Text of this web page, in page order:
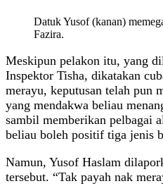
Datuk Yusof (kanan)
Fazira.
Meskipun pelakon itu, yang
Inspektor Tisha, dikatakan
merayu, keputusan telah pun
yang mendakwa beliau
sambil memberikan pelbagai
beliau boleh positif tiga jenis
Namun, Yusof Haslam
tersebut. “Tak payah nak